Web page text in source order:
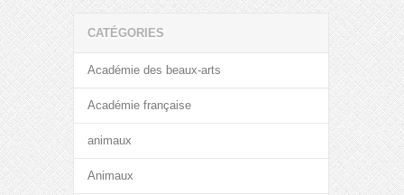
CATÉGORIES
Académie des beaux-arts
Académie française
animaux
Animaux